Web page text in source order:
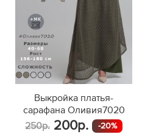
Выкройка платья-
сарафана Оливия7020
250р. 200р. -20%